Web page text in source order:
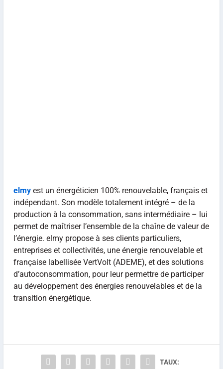
elmy est un énergéticien 100% renouvelable, français et
indépendant. Son modèle totalement intégré – de la
production à la consommation, sans intermédiaire – lui
permet de maîtriser l’ensemble de la chaîne de valeur de
l’énergie. elmy propose à ses clients particuliers,
entreprises et collectivités, une énergie renouvelable et
française labellisée VertVolt (ADEME), et des solutions
d’autoconsommation, pour leur permettre de participer
au développement des énergies renouvelables et de la
transition énergétique.
TAUX: